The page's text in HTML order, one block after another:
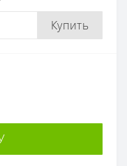
Купить